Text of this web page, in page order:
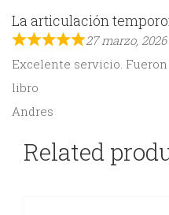
La articulación
27 marzo, 2026
Excelente servicio.
libro
Andres
Related